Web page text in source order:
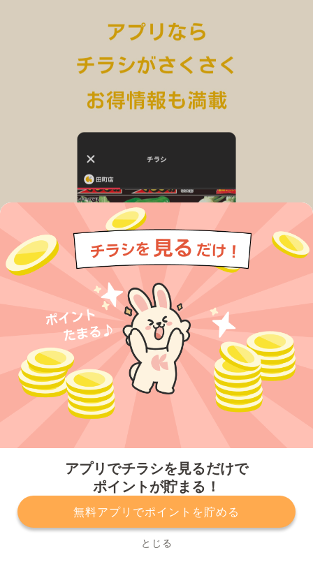
アプリでチラシを見るだけで
ポイントが貯まる！
無料アプリでポイントを貯める
とじる
プライバシーポリシー 利用規約
運営会社
サービスに関してのお問い合わせ